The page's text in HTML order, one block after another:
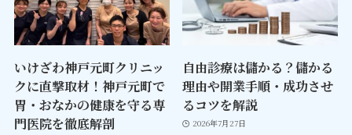
いけざわ神戸元町クリニッ
クに直撃取材！神戸元町で
胃・おなかの健康を守る専
門医院を徹底解剖
自由診療は儲かる？儲かる
理由や開業手順・成功させ
るコツを解説
2026年7月27日